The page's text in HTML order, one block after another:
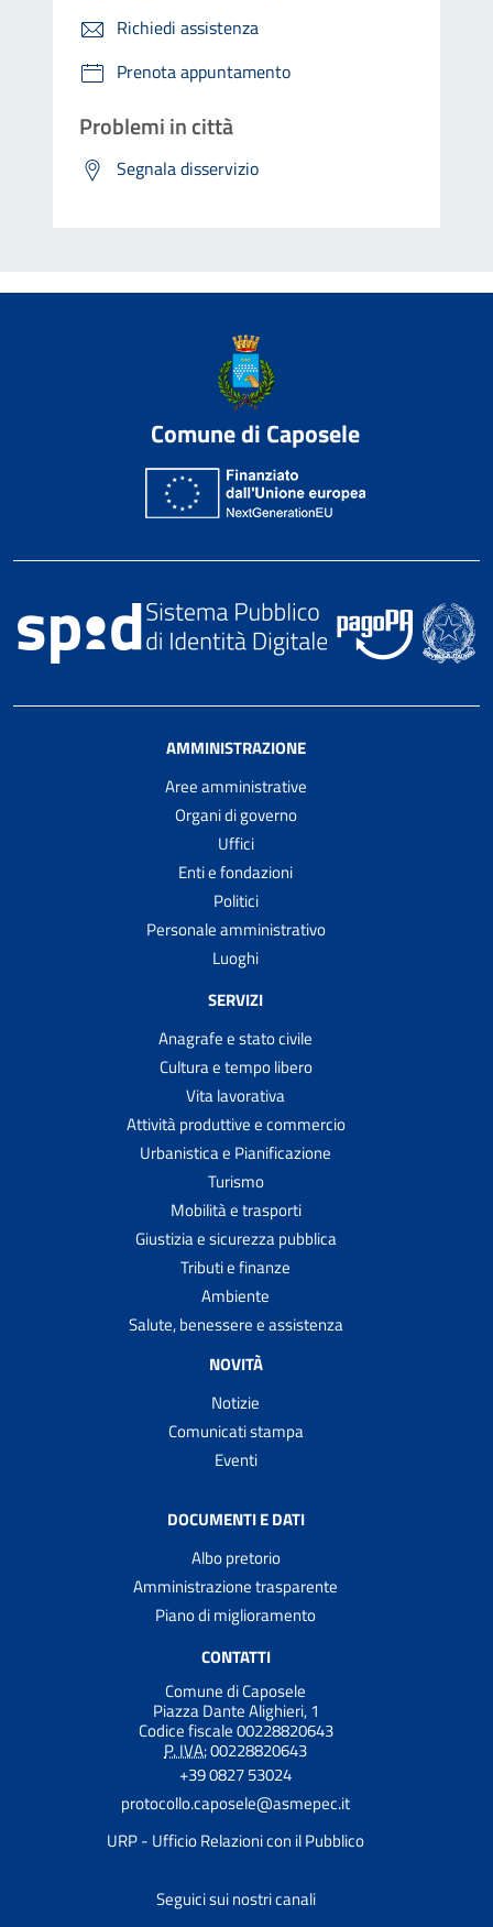
Richiedi assistenza
Prenota appuntamento
Problemi in città
Segnala disservizio
Comune di Caposele
AMMINISTRAZIONE
Aree amministrative
Organi di governo
Uffici
Enti e fondazioni
Politici
Personale amministrativo
Luoghi
SERVIZI
Anagrafe e stato civile
Cultura e tempo libero
Vita lavorativa
Attività produttive e commercio
Urbanistica e Pianificazione
Turismo
Mobilità e trasporti
Giustizia e sicurezza pubblica
Tributi e finanze
Ambiente
Salute, benessere e assistenza
NOVITÀ
Notizie
Comunicati stampa
Eventi
DOCUMENTI E DATI
Albo pretorio
Amministrazione trasparente
Piano di miglioramento
CONTATTI
Comune di Caposele
Piazza Dante Alighieri, 1
Codice fiscale 00228820643
P. IVA:00228820643
+39 0827 53024
protocollo.caposele@asmepec.it
URP - Ufficio Relazioni con il Pubblico
Seguici sui nostri canali